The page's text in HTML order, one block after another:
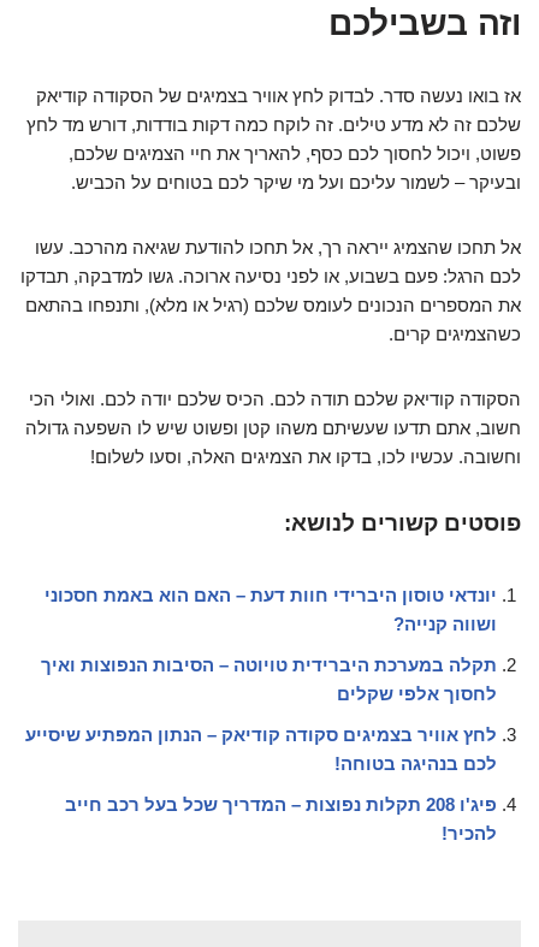
וזה בשבילכם
אז בואו נעשה סדר. לבדוק לחץ אוויר בצמיגים של הסקודה קודיאק
שלכם זה לא מדע טילים. זה לוקח כמה דקות בודדות, דורש מד לחץ
פשוט, ויכול לחסוך לכם כסף, להאריך את חיי הצמיגים שלכם,
ובעיקר – לשמור עליכם ועל מי שיקר לכם בטוחים על הכביש.
אל תחכו שהצמיג ייראה רך, אל תחכו להודעת שגיאה מהרכב. עשו
לכם הרגל: פעם בשבוע, או לפני נסיעה ארוכה. גשו למדבקה, תבדקו
את המספרים הנכונים לעומס שלכם (רגיל או מלא), ותנפחו בהתאם
כשהצמיגים קרים.
הסקודה קודיאק שלכם תודה לכם. הכיס שלכם יודה לכם. ואולי הכי
חשוב, אתם תדעו שעשיתם משהו קטן ופשוט שיש לו השפעה גדולה
וחשובה. עכשיו לכו, בדקו את הצמיגים האלה, וסעו לשלום!
פוסטים קשורים לנושא:
יונדאי טוסון היברידי חוות דעת – האם הוא באמת חסכוני
ושווה קנייה?
תקלה במערכת היברידית טויוטה – הסיבות הנפוצות ואיך
לחסוך אלפי שקלים
לחץ אוויר בצמיגים סקודה קודיאק – הנתון המפתיע שיסייע
לכם בנהיגה בטוחה!
פיג'ו 208 תקלות נפוצות – המדריך שכל בעל רכב חייב
להכיר!